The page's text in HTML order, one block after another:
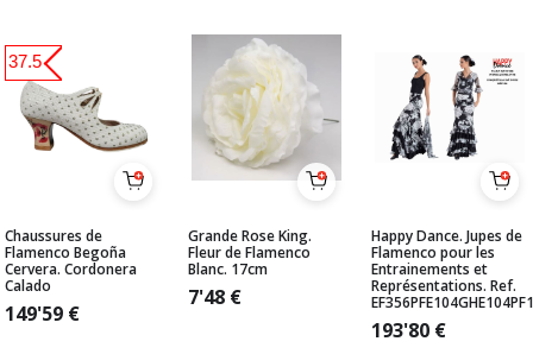
Chaussures de
Flamenco Begoña
Cervera. Cordonera
Calado
149'59 €
37.5
Grande Rose King.
Fleur de Flamenco
Blanc. 17cm
7'48 €
Happy Dance. Jupes de
Flamenco pour les
Entrainements et
Représentations. Ref.
193'80 €